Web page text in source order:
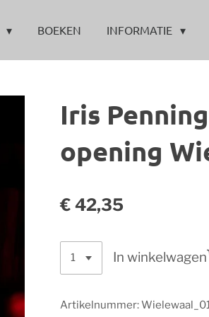
BOEKEN INFORMATIE
Iris
opening
€ 42,35
In winkelwagen
Artikelnummer: